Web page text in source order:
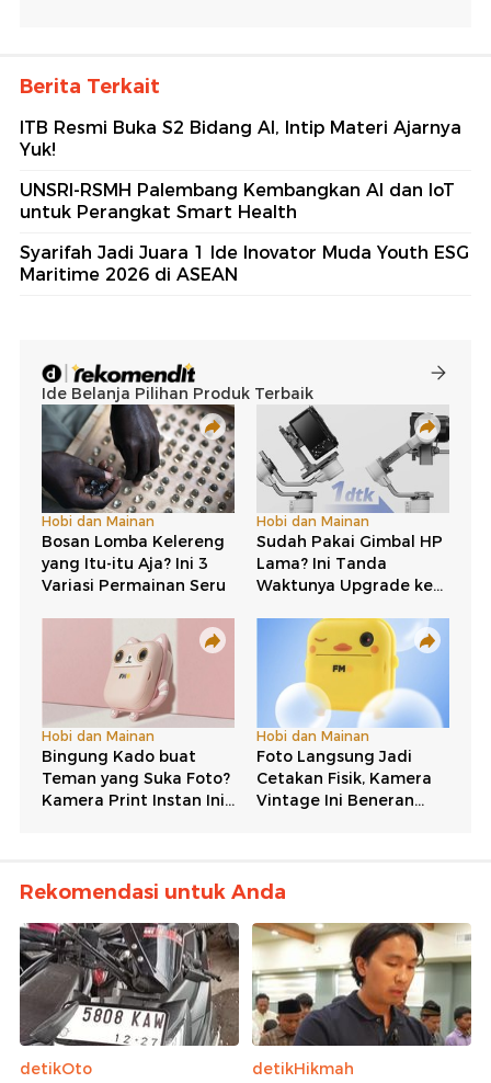
Berita Terkait
ITB Resmi Buka S2 Bidang AI, Intip Materi Ajarnya
Yuk!
UNSRI-RSMH Palembang Kembangkan AI dan IoT
untuk Perangkat Smart Health
Syarifah Jadi Juara 1 Ide Inovator Muda Youth ESG
Maritime 2026 di ASEAN
Rekomendasi untuk Anda
detikOto
detikHikmah